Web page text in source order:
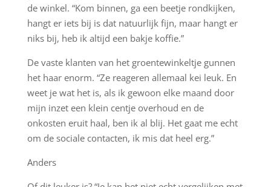
de winkel. “Kom binnen, ga een beetje rondkijken,
hangt er iets bij is dat natuurlijk fijn, maar hangt er
niks bij, heb ik altijd een bakje koffie.”
De vaste klanten van het groentewinkeltje gunnen
het haar enorm. “Ze reageren allemaal kei leuk. En
weet je wat het is, als ik gewoon elke maand door
mijn inzet een klein centje overhoud en de
onkosten eruit haal, ben ik al blij. Het gaat me echt
om de sociale contacten, ik mis dat heel erg.”
Anders